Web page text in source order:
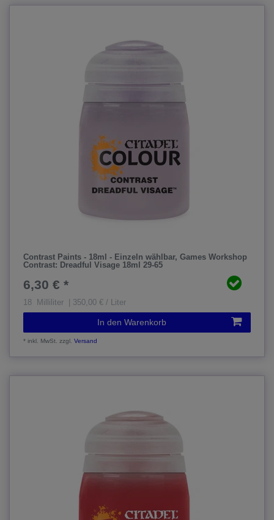
Contrast Paints - 18ml - Einzeln wählbar, Games Workshop
Contrast: Dreadful Visage 18ml 29-65
6,30 € *
18 Milliliter | 350,00 € / Liter
In den Warenkorb
*inkl. MwSt. zzgl.Versand